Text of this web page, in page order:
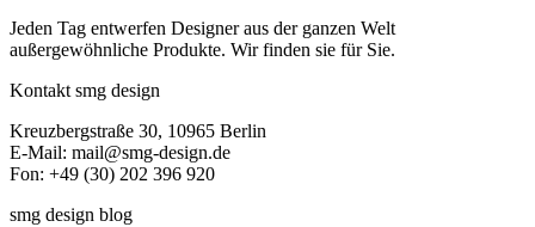
Jeden Tag entwerfen Designer aus der ganzen Welt
außergewöhnliche Produkte. Wir finden sie für Sie.
Kontakt smg design
Kreuzbergstraße 30, 10965 Berlin
E-Mail: mail@smg-design.de
Fon: +49 (30) 202 396 920
smg design blog